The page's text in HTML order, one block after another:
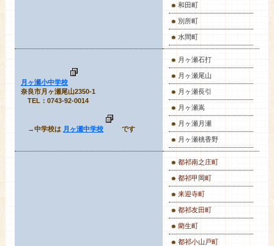
和田町
別所町
水間町
月ヶ瀬小中学校
奈良市月ヶ瀬尾山2350-1
TEL：0743-92-0014
→中学校は 月ヶ瀬中学校 です
月ヶ瀬石打
月ヶ瀬尾山
月ヶ瀬長引
月ヶ瀬嵩
月ヶ瀬月瀬
月ヶ瀬桃香野
都祁南之庄町
都祁甲岡町
来迎寺町
都祁友田町
藺生町
都祁小山戸町